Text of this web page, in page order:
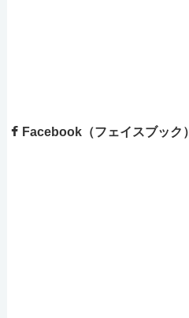
Facebook（フェイスブック）